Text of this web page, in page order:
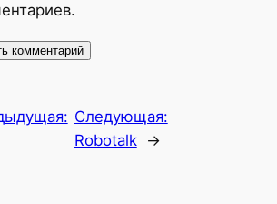
Следующая:
Robotalk
→